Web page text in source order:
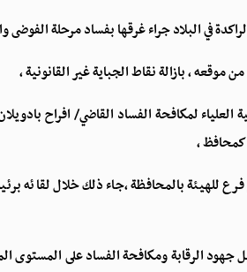
في البلاد جراء غرقها بفساد مرحلة الفوضى
، بازالة نقاط الجباية غير القانونية ،
لمكافحة الفساد القاضي/ افراح
كمحافظ ،
بالمحافظة ،جاء ذلك خلال لقائه
جهود الرقابة ومكافحة الفساد على المستوى